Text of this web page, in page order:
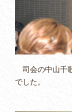
司会の中山千
でした。